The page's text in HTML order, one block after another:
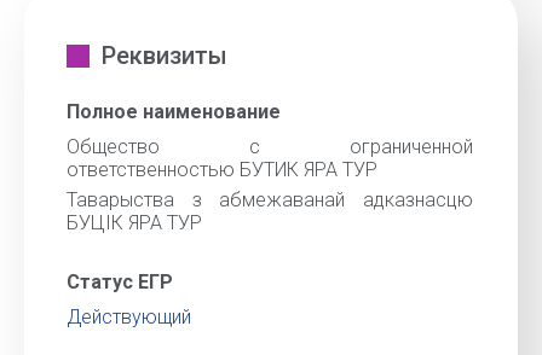
Реквизиты
Полное наименование
Общество с ограниченной
ответственностью БУТИК ЯРА ТУР
Таварыства з абмежаванай адказнасцю
БУЦIК ЯРА ТУР
Статус ЕГР
Действующий